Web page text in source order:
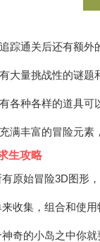
踪通关后还有额外
大量挑战性的谜题
各种各样的道具可
满丰富的冒险元素
生攻略
原始冒险3D图形
收集，组合和使
奇的小岛之中你